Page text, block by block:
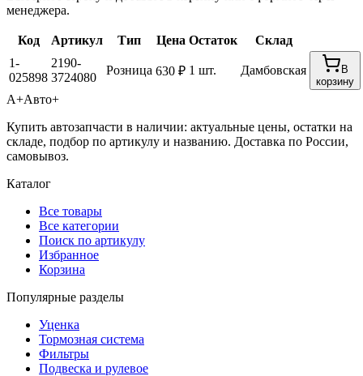
менеджера.
Код Артикул Тип Цена Остаток
Склад
1-
025898
2190-
3724080
Розница 630 ₽ 1 шт. Дамбовская
В
корзину
А+Авто+
Купить автозапчасти в наличии: актуальные цены, остатки на
складе, подбор по артикулу и названию. Доставка по России,
самовывоз.
Каталог
Все товары
Все категории
Поиск по артикулу
Избранное
Корзина
Популярные разделы
Уценка
Тормозная система
Фильтры
Подвеска и рулевое